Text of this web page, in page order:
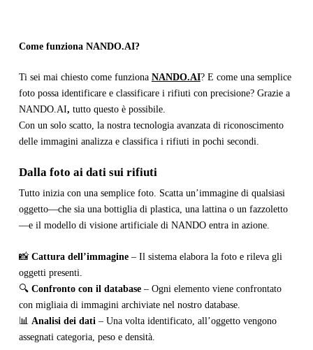
Come funziona NANDO.AI?
Ti sei mai chiesto come funziona NANDO.AI? E come una semplice
foto possa identificare e classificare i rifiuti con precisione? Grazie a
NANDO.AI, tutto questo è possibile.
Con un solo scatto, la nostra tecnologia avanzata di riconoscimento
delle immagini analizza e classifica i rifiuti in pochi secondi.
Dalla foto ai dati sui rifiuti
Tutto inizia con una semplice foto. Scatta un’immagine di qualsiasi
oggetto—che sia una bottiglia di plastica, una lattina o un fazzoletto
—e il modello di visione artificiale di NANDO entra in azione.
📸Cattura dell’immagine– Il sistema elabora la foto e rileva gli
oggetti presenti.
🔍 Confronto con il database– Ogni elemento viene confrontato
con migliaia di immagini archiviate nel nostro database.
📊 Analisi dei dati – Una volta identificato, all’oggetto vengono
assegnati categoria, peso e densità.